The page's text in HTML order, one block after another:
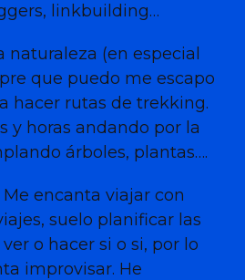
linkbuilding…
naturaleza (en especial
que puedo me escapo
hacer rutas de trekking.
y horas andando por la
árboles, plantas….
Me encanta viajar con
suelo planificar las
o hacer si o si, por lo
improvisar. He